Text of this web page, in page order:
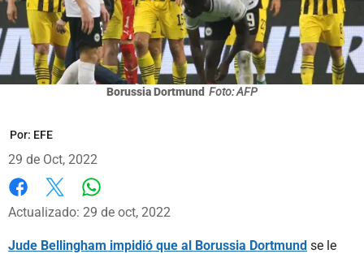
Borussia Dortmund Foto: AFP
Por: EFE
29 de Oct, 2022
Facebook
X
Actualizado: 29 de oct, 2022
Jude Bellingham impidió que al Borussia Dortmund se le